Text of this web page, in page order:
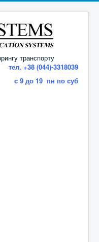
транспорту
тел. +38 (044)-3318039
с 9 до 19 пн по суб